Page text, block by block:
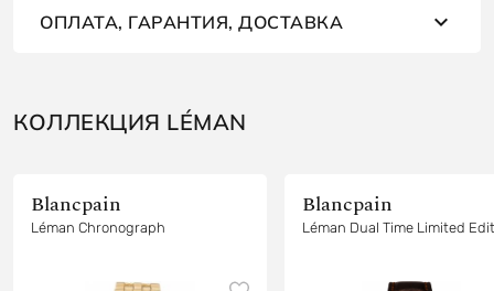
ОПЛАТА, ГАРАНТИЯ, ДОСТАВКА
КОЛЛЕКЦИЯ LÉMAN
Blancpain
Léman Chronograph
Blancpain
Léman Dual Time Limited